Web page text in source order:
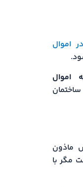
اموال
اموال
ساختمان
ماذون
مگر با